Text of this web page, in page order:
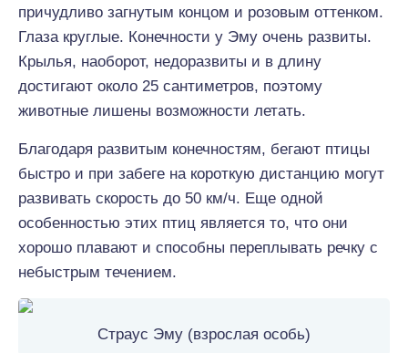
причудливо загнутым концом и розовым оттенком.
Глаза круглые. Конечности у Эму очень развиты.
Крылья, наоборот, недоразвиты и в длину
достигают около 25 сантиметров, поэтому
животные лишены возможности летать.
Благодаря развитым конечностям, бегают птицы
быстро и при забеге на короткую дистанцию могут
развивать скорость до 50 км/ч. Еще одной
особенностью этих птиц является то, что они
хорошо плавают и способны переплывать речку с
небыстрым течением.
Страус Эму (взрослая особь)